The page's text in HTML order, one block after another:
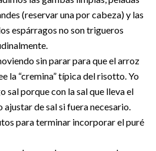
(reservar una por cabeza) y las
espárragos no son trigueros
sin parar para que el arroz
la “cremina” típica del risotto. Yo
sal porque con la sal que lleva el
de sal si fuera necesario.
para terminar incorporar el puré